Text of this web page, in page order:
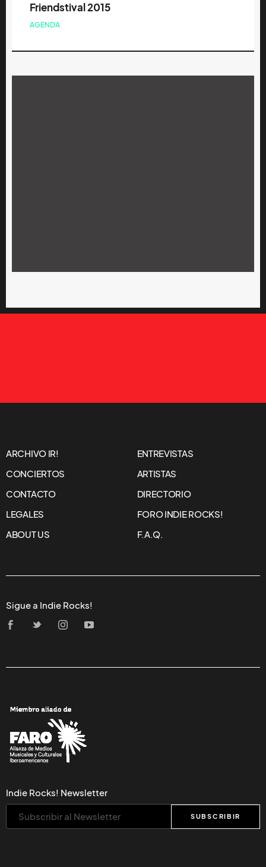
Friendstival 2015
AGENDA
ARCHIVO IR!
ENTREVISTAS
CONCIERTOS
ARTISTAS
CONTACTO
DIRECTORIO
LEGALES
FORO INDIE ROCKS!
ABOUT US
F.A.Q.
Sigue a Indie Rocks!
Indie Rocks! Newsletter